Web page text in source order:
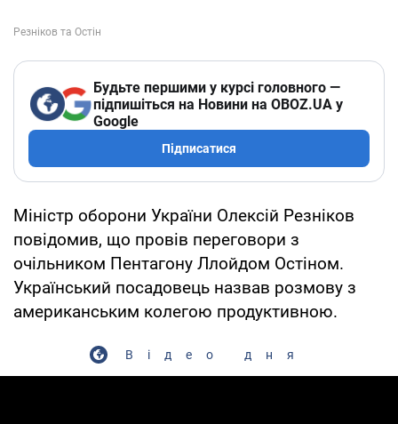
Будьте першими у курсі головного —
підпишіться на Новини на OBOZ.UA у
Google
Підписатися
Міністр оборони України Олексій Резніков
повідомив, що провів переговори з
очільником Пентагону Ллойдом Остіном.
Український посадовець назвав розмову з
американським колегою продуктивною.
Відео дня